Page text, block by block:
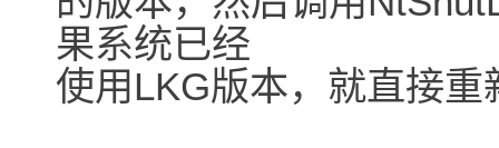
果系统已经
使用LKG版本，就直接重